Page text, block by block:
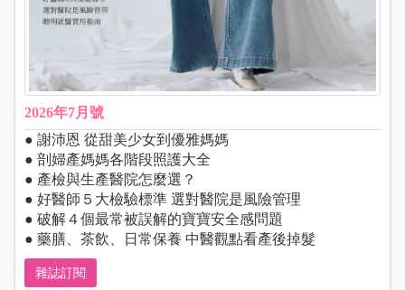
2026年7月號
● 謝沛恩 從甜美少女到優雅媽媽
● 剖婦產媽媽各階段照護大全
● 產檢與生產醫院怎麼選？
● 好醫師５大檢驗標準 選對醫院是風險管理
● 破解４個最常被誤解的寶寶安全感問題
● 藥膳、茶飲、日常保養 中醫觀點看產後掉髮
雜誌訂閱